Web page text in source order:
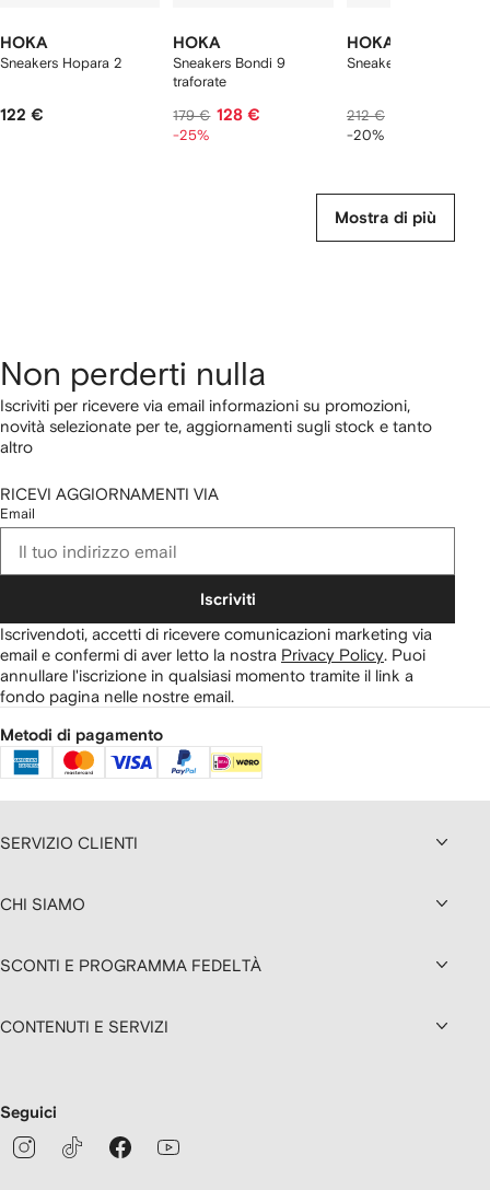
HOKA
Sneakers Hopara 2
122 €
HOKA
Sneakers Bondi 9
traforate
179 € 128 €
-25%
HOKA
Sneakers Mafate
212 €
-20%
Mostra di più
Non perderti nulla
Iscriviti per ricevere via email informazioni su promozioni,
novità selezionate per te, aggiornamenti sugli stock e tanto
altro
RICEVI AGGIORNAMENTI VIA
Email
Iscriviti
Iscrivendoti, accetti di ricevere comunicazioni marketing via
email e confermi di aver letto la nostra Privacy Policy. Puoi
annullare l'iscrizione in qualsiasi momento tramite il link a
fondo pagina nelle nostre email.
Metodi di pagamento
SERVIZIO CLIENTI
CHI SIAMO
SCONTI E PROGRAMMA FEDELTÀ
CONTENUTI E SERVIZI
Seguici